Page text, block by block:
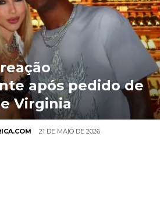
21 DE MAIO DE 2026
após pedido de
Virginia